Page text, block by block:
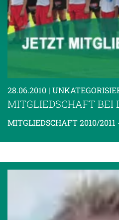
Weitere Details, insbesondere
Empfänger entnehmen Sie
Datenschutzerklärung.
28.06.2010 |
MITGLIEDSCHAFT BEI
MITGLIEDSCHAFT 2010/